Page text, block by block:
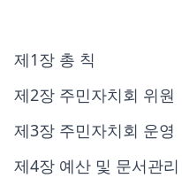
제1장 총 칙
제2장 주민자치회 위원
제3장 주민자치회 운영
제4장 예산 및 문서관리